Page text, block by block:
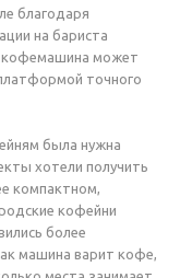
благодаря
на бариста
кофемашина может
точного
была нужна
хотели получить
компактном,
кофейни
более
машина варит кофе,